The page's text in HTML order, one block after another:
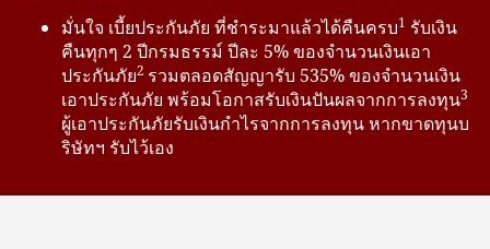
มั่นใจ เบี้ยประกันภัย ที่ชำระมาแล้วได้คืนครบ1 รับเงิน
คืนทุกๆ 2 ปีกรมธรรม์ ปีละ 5% ของจํานวนเงินเอา
ประกันภัย2 รวมตลอดสัญญารับ 535% ของจํานวนเงิน
เอาประกันภัย พร้อมโอกาสรับเงินปันผลจากการลงทุน3
ผู้เอาประกันภัยรับเงินกําไรจากการลงทุน หากขาดทุนบ
ริษัทฯ รับไว้เอง